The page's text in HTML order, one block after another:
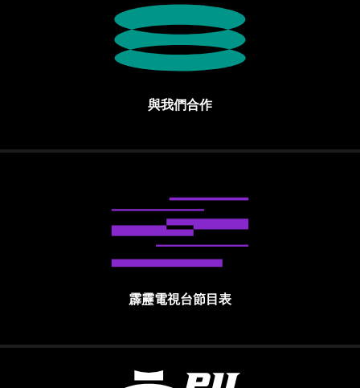
與我們合作
霹靂電視台節目表
霹靂國際多媒體股份有限公司 PILI